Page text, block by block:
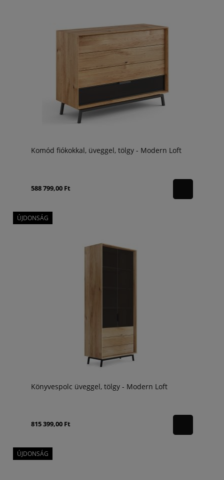
Komód fiókokkal, üveggel, tölgy - Modern Loft
588 799,00 Ft
Könyvespolc üveggel, tölgy - Modern Loft
815 399,00 Ft
ÚJDONSÁG
ÚJDONSÁG